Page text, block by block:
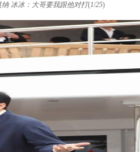
冰冰：大哥要我跟他对打(1/25)